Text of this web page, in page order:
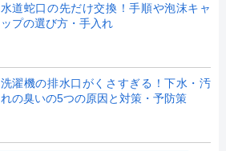
水道蛇口の先だけ交換！手順や泡沫キャ
ップの選び方・手入れ
洗濯機の排水口がくさすぎる！下水・汚
れの臭いの5つの原因と対策・予防策